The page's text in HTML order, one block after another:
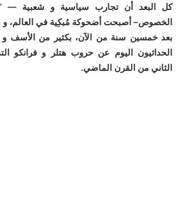
كل البعد أن تجارب سياسية و شعبية —
الخصوص– أصبحت أضحوكة مُبكِية في العالم، و
بعد خمسين سنة من الآن، بكثير من الأسف و
الحداثيون اليوم عن حروب هتلر و فرانكو
الثاني من القرن الماضي.